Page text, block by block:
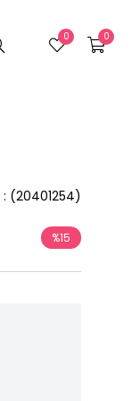
0
0
(20401254)
%15